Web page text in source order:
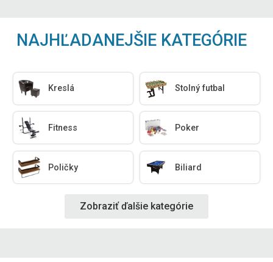
NAJHĽADANEJŠIE KATEGÓRIE
Kreslá Stolný futbal
Fitness Poker
Poličky Biliard
Zobraziť ďalšie kategórie